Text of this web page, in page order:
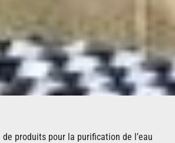
produits pour la purification de l’eau